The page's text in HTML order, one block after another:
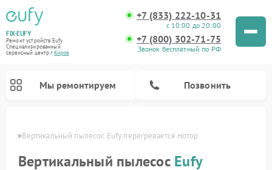
FIX-EUFY
Ремонт устройств Eufy
Специализированный
cервисный центр г.Киров
+7 (833) 222-10-31
с 10:00 до 20:00
+7 (800) 302-71-75
Звонок бесплатный по РФ
Мы ремонтируем Позвонить
Вертикальный пылесос Eufy перегревается мотор
Вертикальный пылесос Eufy